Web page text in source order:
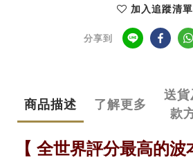
加入追蹤清單
分享到
商品描述 了解更多
送
款
【 全世界評分最高的波